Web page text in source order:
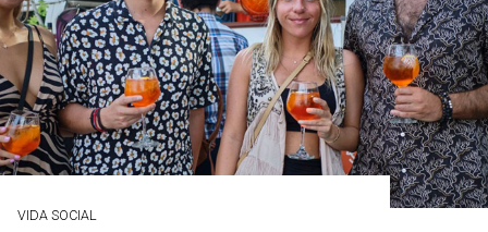
VIDA SOCIAL